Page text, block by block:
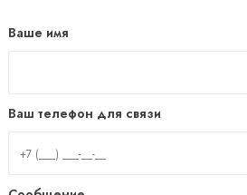
Ваше имя
Ваш телефон для связи